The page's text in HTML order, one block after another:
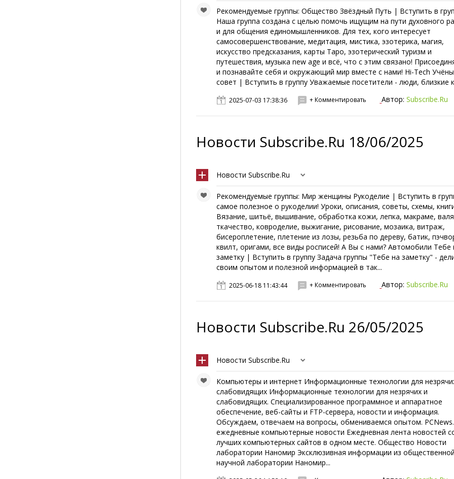
Рекомендуемые группы: Общество Звёздный Путь | Вступить в
Наша группа создана с целью помочь ищущим на пути духовного
и для общения единомышленников. Для тех, кого интересует
самосовершенствование, медитация, мистика, эзотерика, магия,
искусство предсказания, карты Таро, эзотерический туризм и
путешествия, музыка new age и всё, что с этим связано!
и познавайте себя и окружающий мир вместе с нами! Hi-Tech
совет | Вступить в группу Уважаемые посетители - люди, близкие
2025-07-03 17:38:36 + Комментировать Автор:Subscribe.Ru
Новости Subscribe.Ru 18/06/2025
Новости Subscribe.Ru
Рекомендуемые группы: Мир женщины Рукоделие | Вступить в
самое полезное о рукоделии! Уроки, описания, советы, схемы,
Вязание, шитьё, вышивание, обработка кожи, лепка, макраме,
ткачество, ковроделие, выжигание, рисование, мозаика, витраж,
бисероплетение, плетение из лозы, резьба по дереву, батик,
квилт, оригами, все виды росписей! А Вы с нами? Автомобили Тебе
заметку | Вступить в группу Задача группы "Тебе на заметку" -
своим опытом и полезной информацией в так...
2025-06-18 11:43:44 + Комментировать Автор:Subscribe.Ru
Новости Subscribe.Ru 26/05/2025
Новости Subscribe.Ru
Компьютеры и интернет Информационные технологии для
слабовидящих Информационные технологии для незрячих и
слабовидящих. Специализированное программное и аппаратное
обеспечение, веб-сайты и FTP-сервера, новости и информация.
Обсуждаем, отвечаем на вопросы, обмениваемся опытом.
ежедневные компьютерные новости Ежедневная лента новостей
лучших компьютерных сайтов в одном месте. Общество Новости
лаборатории Наномир Эксклюзивная информации из общественной
научной лаборатории Наномир...